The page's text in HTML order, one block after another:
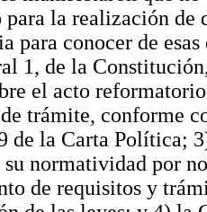
para la realización de
para conocer de
1, de la
el acto
trámite, conforme
de la Carta Política;
su normatividad por
de requisitos y